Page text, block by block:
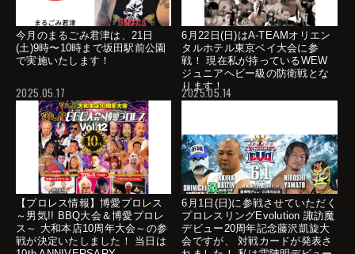
今月のまるごみ君津は、21日
(土)9時〜10時まで坂田駅前公園
で実施いたします！
6月22日(日)はA-TEAMオリエン
タルホテル東京ベイ大会に参
戦！ 現在私が持っているWEW
ジュニアヘビー級の防衛戦とな
ります！
2025.05.17
【プロレス情報】博愛プロレス
～男気!! BBQ大会＆博愛プロレ
ス～ 大和本店10周年大会～の参
戦が決定いたしました！ 当日は
2025.05.14
6月1日(日)に参戦させていただく
プロレスリングEvolution 諏訪魔
デビュー20周年記念藤沢凱旋大
会ですが、 対戦カードが発表さ